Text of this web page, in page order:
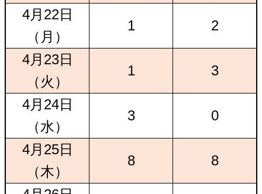
4月22日
（月）
1 2
4月23日
（火）
1 3
4月24日
（水）
3 0
4月25日
（木）
8 8